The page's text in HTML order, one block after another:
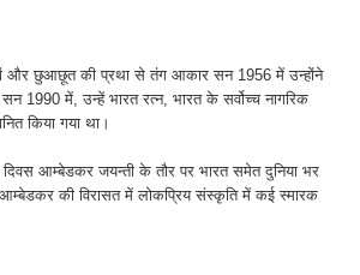
और छुआछूत की प्रथा से तंग आकार सन 1956 में उन्होंने
सन 1990 में, उन्हें भारत रत्न, भारत के सर्वोच्च नागरिक
किया गया था।
आम्बेडकर जयन्ती के तौर पर भारत समेत दुनिया भर
आम्बेडकर की विरासत में लोकप्रिय संस्कृति में कई स्मारक